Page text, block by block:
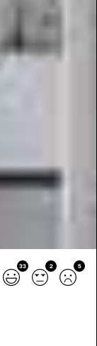
33 2 5